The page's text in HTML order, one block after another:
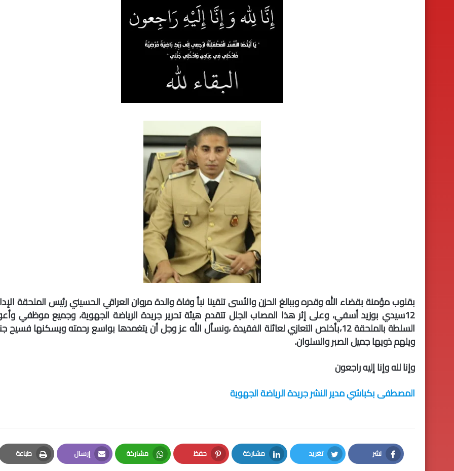
بقلوب مؤمنة بقضاء الله وقدره وببالغ الحزن والأسى تلقينا نبأ وفاة والدة مروان العراقي الحسيني رئيس الملحقة
12سيدي بوزيد أسفي، وعلى إثر هذا المصاب الجلل تتقدم هيئة تحرير جريدة الرياضة الجهوية، وجميع موظفي
السلطة بالملحقة 12،بأخلص التعازي لعائلة الفقيدة ،ونسأل الله عز وجل أن يتغمدها بواسع رحمته ويسكنها فسيح
ويلهم ذويها جميل الصبر والسلوان.
وإنا لله وإنا إليه راجعون
المصطفى بكباشي مدير النشر جريدة الرياضة الجهوية
نشر
Facebook
تغريد
Twitter
مشاركة
LinkedIn
حفظ
Pinterest
مشاركة
Whatsapp
إرسال
Email
طباعة
Print